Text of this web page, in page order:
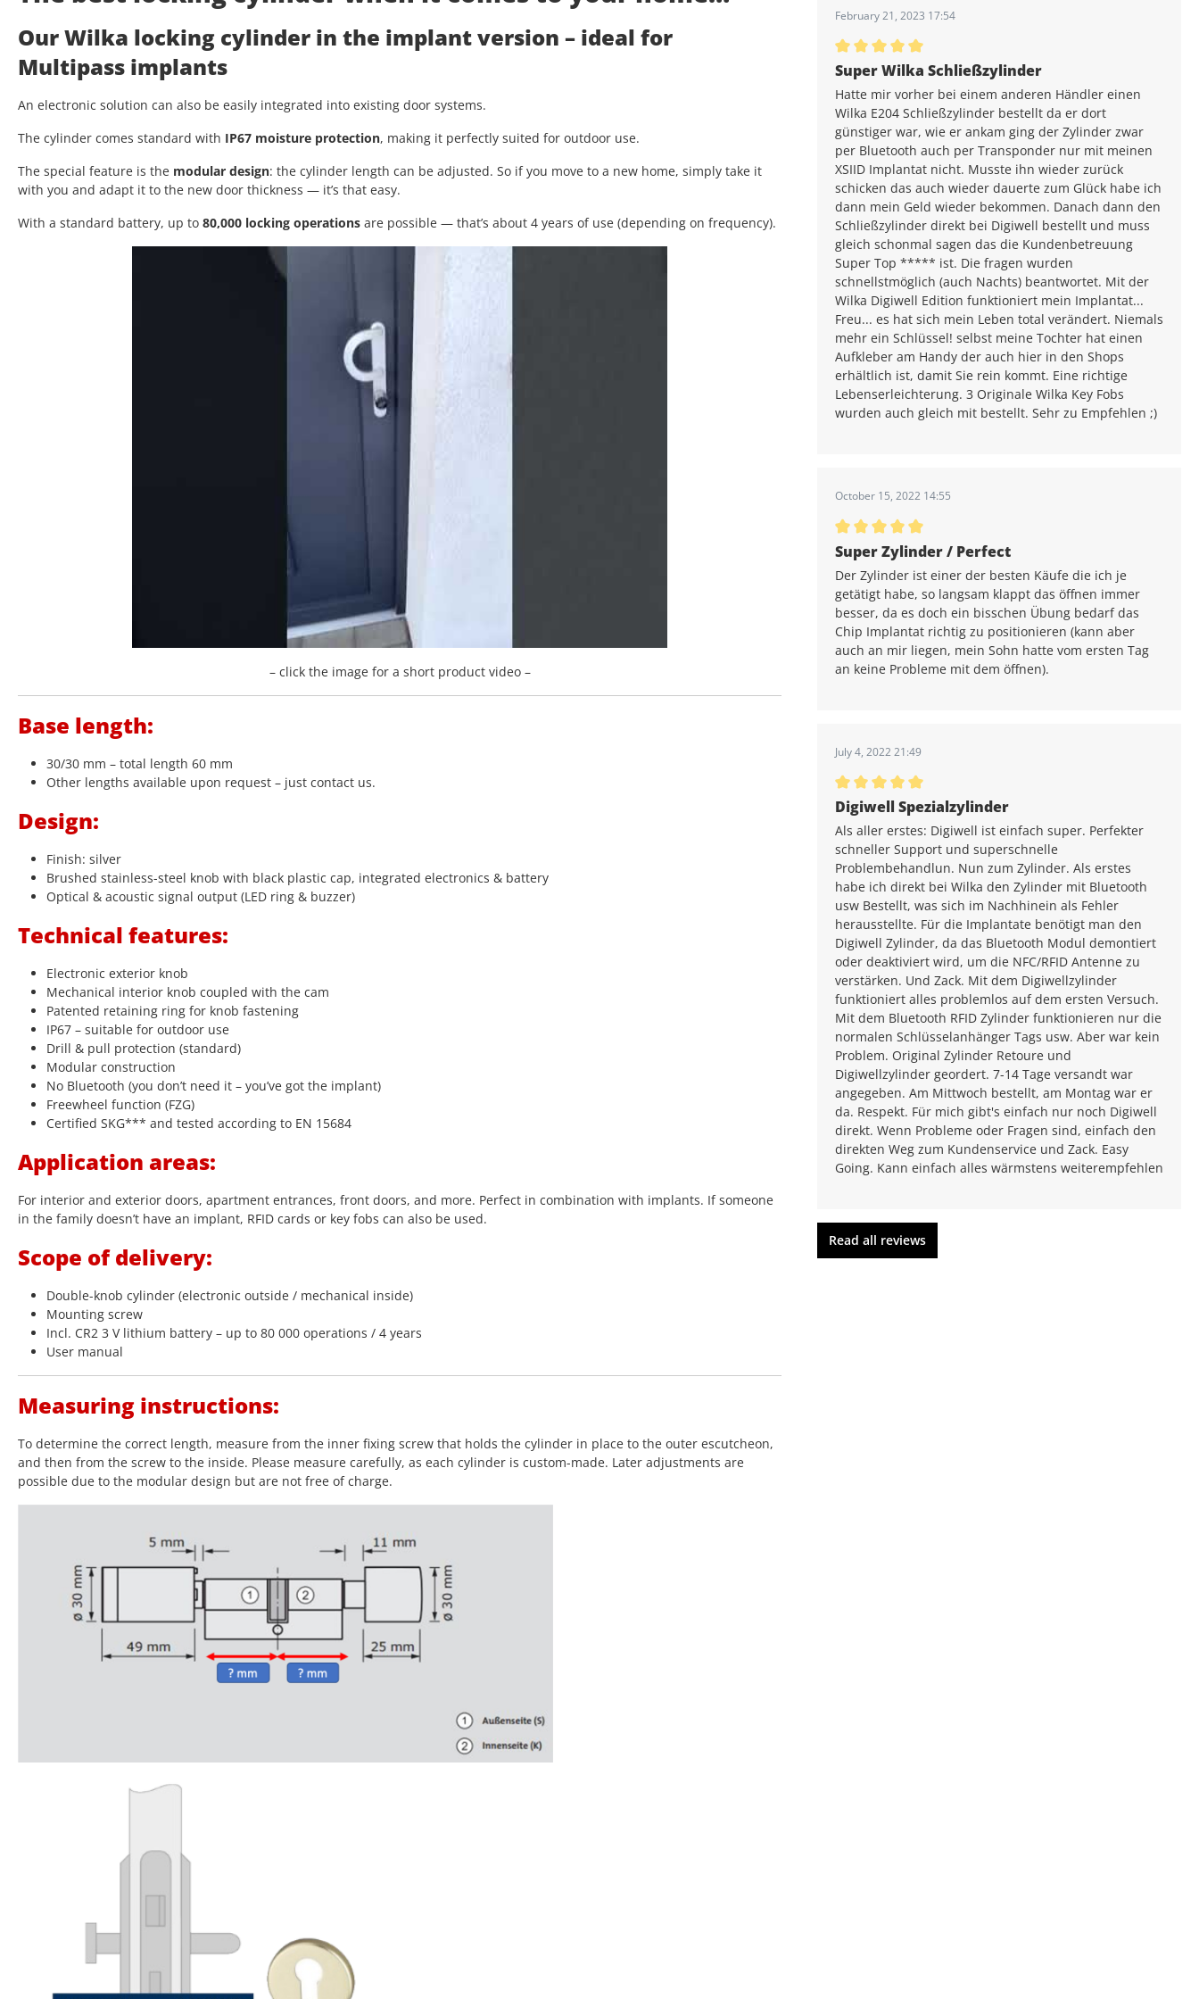
Our Wilka locking cylinder in the implant version – ideal for
Multipass implants
An electronic solution can also be easily integrated into existing door systems.
The cylinder comes standard with IP67 moisture protection, making it perfectly suited for outdoor use.
The special feature is the modular design: the cylinder length can be adjusted. So if you move to a new home, simply take it
with you and adapt it to the new door thickness — it’s that easy.
With a standard battery, up to 80,000 locking operations are possible — that’s about 4 years of use (depending on frequency).
– click the image for a short product video –
Base length:
30/30 mm – total length 60 mm
Other lengths available upon request – just contact us.
Design:
Finish: silver
Brushed stainless-steel knob with black plastic cap, integrated electronics & battery
Optical & acoustic signal output (LED ring & buzzer)
Technical features:
Electronic exterior knob
Mechanical interior knob coupled with the cam
Patented retaining ring for knob fastening
IP67 – suitable for outdoor use
Drill & pull protection (standard)
Modular construction
No Bluetooth (you don’t need it – you’ve got the implant)
Freewheel function (FZG)
Certified SKG*** and tested according to EN 15684
Application areas:
For interior and exterior doors, apartment entrances, front doors, and more. Perfect in combination with implants. If someone
in the family doesn’t have an implant, RFID cards or key fobs can also be used.
Scope of delivery:
Double-knob cylinder (electronic outside / mechanical inside)
Mounting screw
Incl. CR2 3 V lithium battery – up to 80 000 operations / 4 years
User manual
Measuring instructions:
To determine the correct length, measure from the inner fixing screw that holds the cylinder in place to the outer escutcheon,
and then from the screw to the inside. Please measure carefully, as each cylinder is custom-made. Later adjustments are
possible due to the modular design but are not free of charge.
February 21, 2023 17:54
Average rating of 5 out of 5 stars
Super Wilka Schließzylinder
Hatte mir vorher bei einem anderen Händler einen
Wilka E204 Schließzylinder bestellt da er dort
günstiger war, wie er ankam ging der Zylinder zwar
per Bluetooth auch per Transponder nur mit meinen
XSIID Implantat nicht. Musste ihn wieder zurück
schicken das auch wieder dauerte zum Glück habe ich
dann mein Geld wieder bekommen. Danach dann den
Schließzylinder direkt bei Digiwell bestellt und muss
gleich schonmal sagen das die Kundenbetreuung
Super Top ***** ist. Die fragen wurden
schnellstmöglich (auch Nachts) beantwortet. Mit der
Wilka Digiwell Edition funktioniert mein Implantat...
Freu... es hat sich mein Leben total verändert. Niemals
mehr ein Schlüssel! selbst meine Tochter hat einen
Aufkleber am Handy der auch hier in den Shops
erhältlich ist, damit Sie rein kommt. Eine richtige
Lebenserleichterung. 3 Originale Wilka Key Fobs
wurden auch gleich mit bestellt. Sehr zu Empfehlen ;)
October 15, 2022 14:55
Average rating of 5 out of 5 stars
Super Zylinder / Perfect
Der Zylinder ist einer der besten Käufe die ich je
getätigt habe, so langsam klappt das öffnen immer
besser, da es doch ein bisschen Übung bedarf das
Chip Implantat richtig zu positionieren (kann aber
auch an mir liegen, mein Sohn hatte vom ersten Tag
an keine Probleme mit dem öffnen).
July 4, 2022 21:49
Average rating of 5 out of 5 stars
Digiwell Spezialzylinder
Als aller erstes: Digiwell ist einfach super. Perfekter
schneller Support und superschnelle
Problembehandlun. Nun zum Zylinder. Als erstes
habe ich direkt bei Wilka den Zylinder mit Bluetooth
usw Bestellt, was sich im Nachhinein als Fehler
herausstellte. Für die Implantate benötigt man den
Digiwell Zylinder, da das Bluetooth Modul demontiert
oder deaktiviert wird, um die NFC/RFID Antenne zu
verstärken. Und Zack. Mit dem Digiwellzylinder
funktioniert alles problemlos auf dem ersten Versuch.
Mit dem Bluetooth RFID Zylinder funktionieren nur die
normalen Schlüsselanhänger Tags usw. Aber war kein
Problem. Original Zylinder Retoure und
Digiwellzylinder geordert. 7-14 Tage versandt war
angegeben. Am Mittwoch bestellt, am Montag war er
da. Respekt. Für mich gibt's einfach nur noch Digiwell
direkt. Wenn Probleme oder Fragen sind, einfach den
direkten Weg zum Kundenservice und Zack. Easy
Going. Kann einfach alles wärmstens weiterempfehlen
Read all reviews